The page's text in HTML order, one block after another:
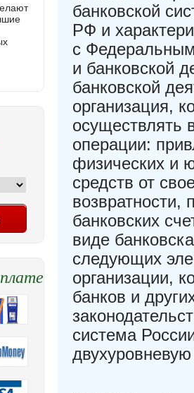
банковской
РФ и
с
и банковской
банковской
организация,
осуществлять
операции:
физических и
средств от
возвратности,
банковских
виде
следующих
организации,
банков и
система